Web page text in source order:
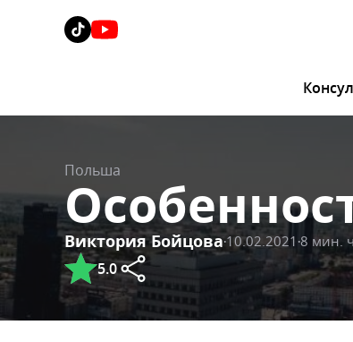
Польша
Виктория Бойцова 10.02.2021 8 мин.
5.0